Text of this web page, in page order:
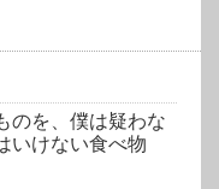
のを、僕は疑わな
いけない食べ物